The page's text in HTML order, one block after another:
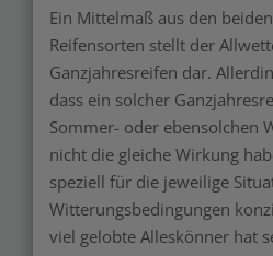
Ein Mittelmaß aus den
Reifensorten stellt der
Ganzjahresreifen dar.
dass ein solcher
Sommer- oder ebensolchen
nicht die gleiche Wirkung
speziell für die jeweilige
Witterungsbedingungen
viel gelobte Alleskönner hat